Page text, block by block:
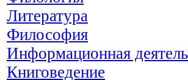
Литература
Философия
Информационная
Книговедение